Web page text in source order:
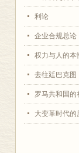
利论
企业合规总论
权力与人的本
去往廷巴克图
罗马共和国的
大变革时代的